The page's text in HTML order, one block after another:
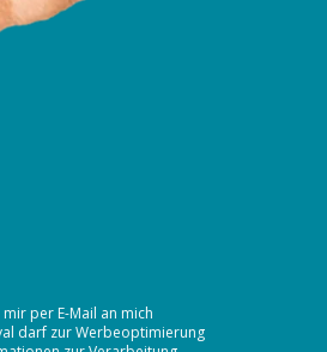
per E-Mail an mich
darf zur Werbeoptimierung